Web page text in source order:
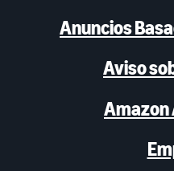
Anuncios
Aviso
Amazon